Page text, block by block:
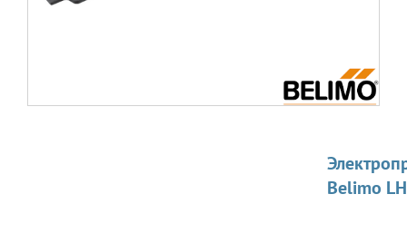
Belimo